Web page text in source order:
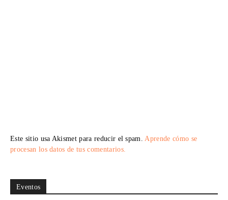
Este sitio usa Akismet para reducir el spam. Aprende cómo se
procesan los datos de tus comentarios.
Eventos